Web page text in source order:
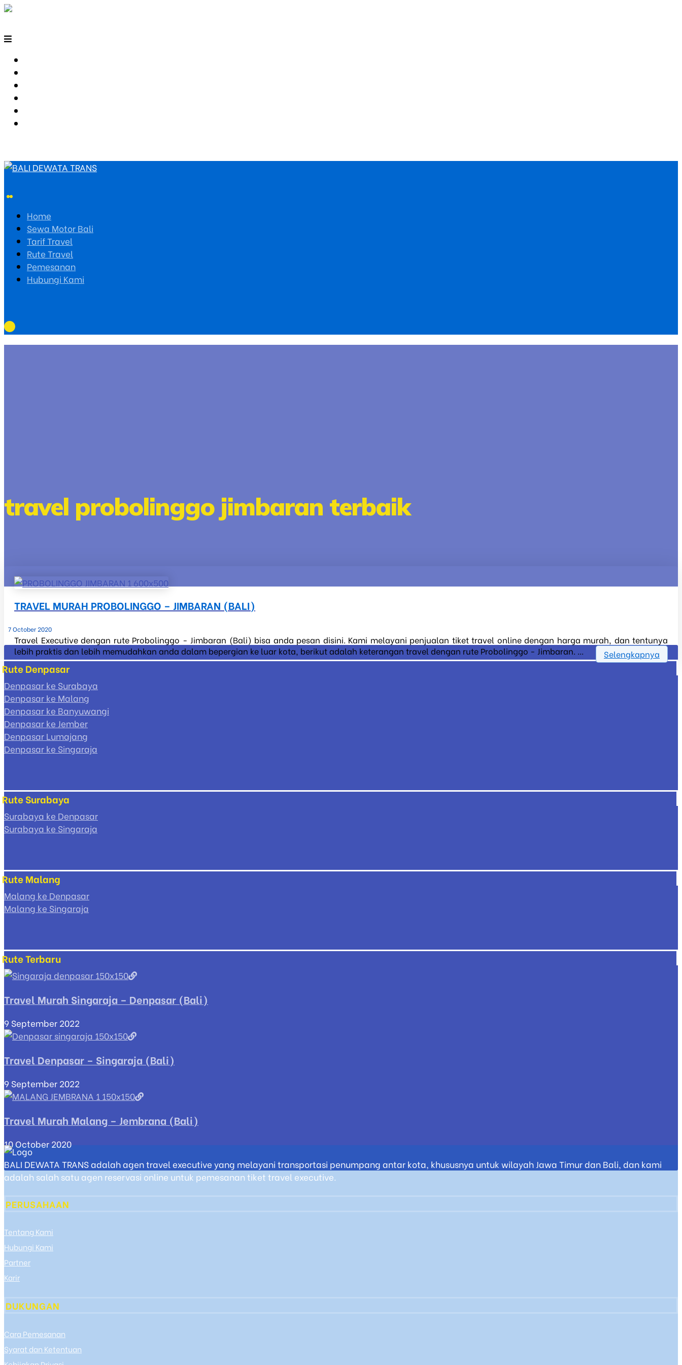
Home
Sewa Motor Bali
Tarif Travel
Rute Travel
Pemesanan
Hubungi Kami
travel probolinggo jimbaran terbaik
TRAVEL MURAH PROBOLINGGO – JIMBARAN (BALI)
7 October 2020
Travel Executive dengan rute Probolinggo - Jimbaran (Bali) bisa anda pesan disini. Kami melayani penjualan tiket travel online dengan harga murah, dan tentunya
lebih praktis dan lebih memudahkan anda dalam bepergian ke luar kota, berikut adalah keterangan travel dengan rute Probolinggo - Jimbaran. ...
Selengkapnya
Rute Denpasar
Denpasar ke Surabaya
Denpasar ke Malang
Denpasar ke Banyuwangi
Denpasar ke Jember
Denpasar Lumajang
Denpasar ke Singaraja
Rute Surabaya
Surabaya ke Denpasar
Surabaya ke Singaraja
Rute Malang
Malang ke Denpasar
Malang ke Singaraja
Rute Terbaru
Travel Murah Singaraja – Denpasar (Bali)
9 September 2022
Travel Denpasar – Singaraja (Bali)
9 September 2022
Travel Murah Malang – Jembrana (Bali)
10 October 2020
BALI DEWATA TRANS adalah agen travel executive yang melayani transportasi penumpang antar kota, khususnya untuk wilayah Jawa Timur dan Bali, dan kami
adalah salah satu agen reservasi online untuk pemesanan tiket travel executive.
PERUSAHAAN
Tentang Kami
Hubungi Kami
Partner
Karir
DUKUNGAN
Cara Pemesanan
Syarat dan Ketentuan